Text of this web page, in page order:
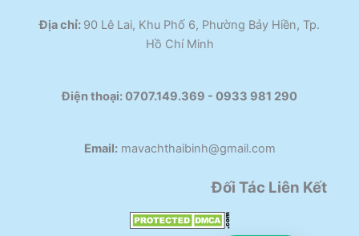
Địa chỉ: 90 Lê Lai, Khu Phố 6, Phường Bảy Hiền, Tp.
Hồ Chí Minh
Điện thoại:0707.149.369 - 0933 981 290​
Email:mavachthaibinh@gmail.com
Đối Tác Liên Kết